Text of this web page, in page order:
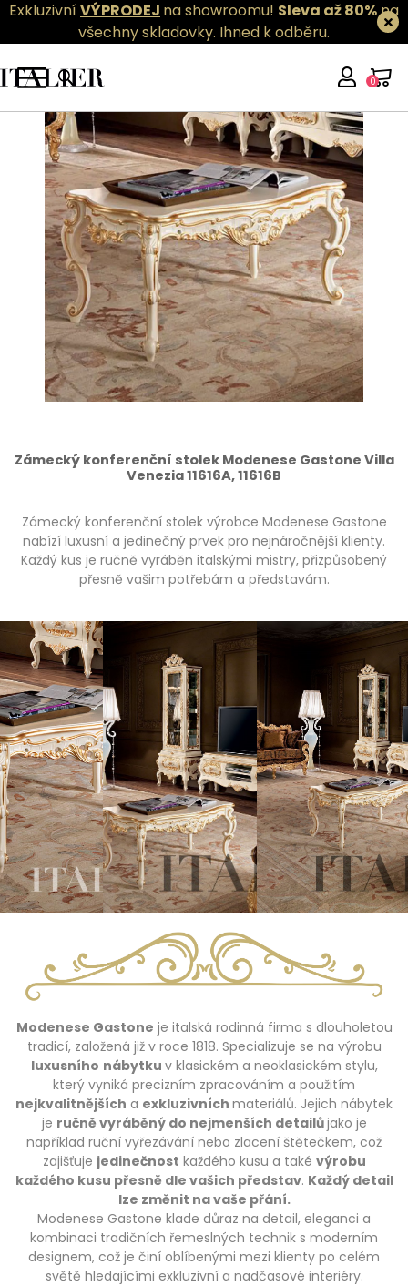
ExkluzivníVÝPRODEJ na showroomu! Sleva až 80%na
všechny skladovky. Ihned k odběru.
0
Zámecký konferenční stolek Modenese Gastone Villa
Venezia 11616A, 11616B
Zámecký konferenční stolek výrobce Modenese Gastone
nabízí luxusní a jedinečný prvek pro nejnáročnější klienty.
Každý kus je ručně vyráběn italskými mistry, přizpůsobený
přesně vašim potřebám a představám.
Modenese Gastone je italská rodinná firma s dlouholetou
tradicí, založená již v roce 1818. Specializuje se na výrobu
luxusního nábytku v klasickém a neoklasickém stylu,
který vyniká precizním zpracováním a použitím
nejkvalitnějších a exkluzivních materiálů. Jejich nábytek
je ručně vyráběný do nejmenších detailůjako je
například ruční vyřezávání nebo zlacení štětečkem, což
zajišťuje jedinečnost každého kusu a také výrobu
každého kusu přesně dle vašich představ. Každý detail
lze změnit na vaše přání.
Modenese Gastone klade důraz na detail, eleganci a
kombinaci tradičních řemeslných technik s moderním
designem, což je činí oblíbenými mezi klienty po celém
světě hledajícími exkluzivní a nadčasové interiéry.